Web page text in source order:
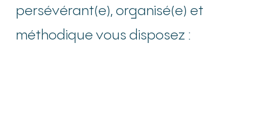
persévérant(e), organisé(e) et
méthodique vous disposez :